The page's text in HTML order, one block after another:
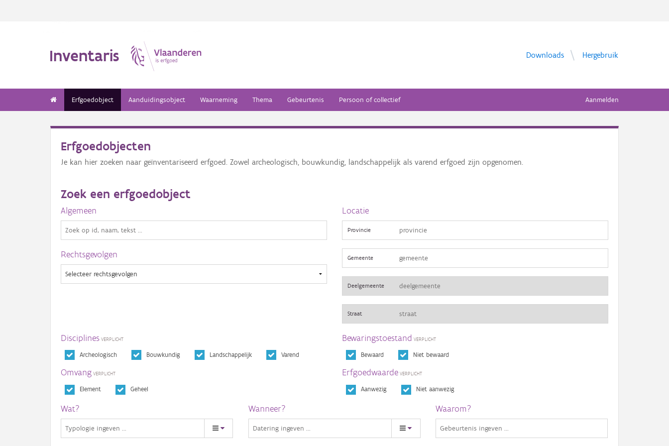
Inventaris Downloads Hergebruik
Erfgoedobject Aanduidingsobject Waarneming Thema Gebeurtenis Persoon of collectief Aanmelden
Erfgoedobjecten
Je kan hier zoeken naar geïnventariseerd erfgoed. Zowel archeologisch, bouwkundig, landschappelijk als varend erfgoed zijn opgenomen.
Zoek een erfgoedobject
Algemeen
Rechtsgevolgen
Locatie
Provincie
Gemeente
Deelgemeente
Straat
Disciplines
Archeologisch Bouwkundig Landschappelijk Varend
Omvang
Element Geheel
Bewaringstoestand
Bewaard Niet bewaard
Erfgoedwaarde
Aanwezig Niet aanwezig
Wat? Wanneer? Waarom?